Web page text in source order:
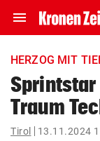
menu Navigation
ein-/
account_circle Anmelden
HERZOG MIT
Traum
Tirol 13.11.2024